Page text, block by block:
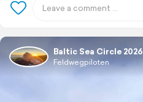
Baltic Sea Circle 2026
Feldwegpiloten